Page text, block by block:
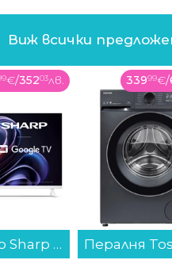
Виж всички
€/35203лв.
Телевизор Sharp 32HF2265EW , 1366x768 HD Ready , 32 inch, 80 см, Android , LED , Smart TV...
33999€/